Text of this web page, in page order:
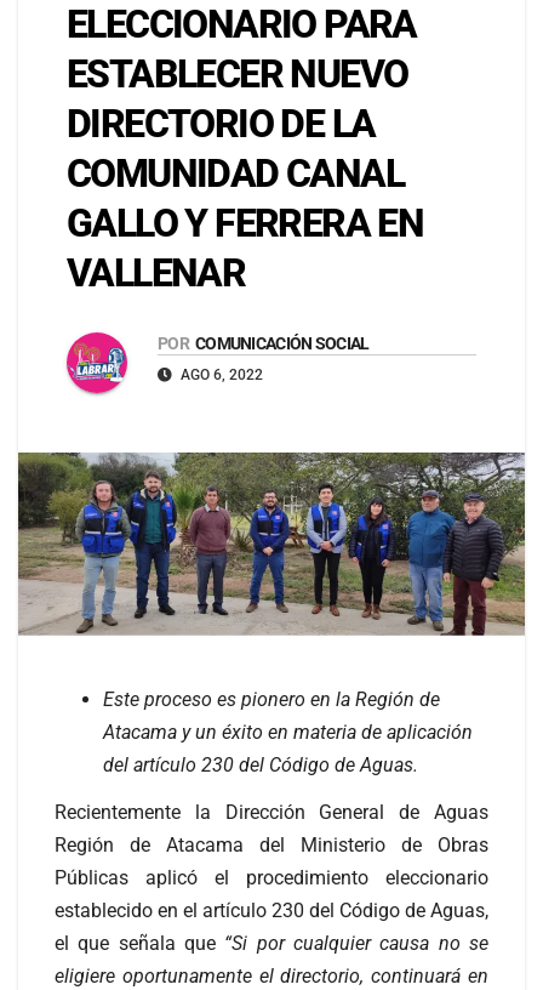
ELECCIONARIO PARA
ESTABLECER NUEVO
DIRECTORIO DE LA
COMUNIDAD CANAL
GALLO Y FERRERA EN
VALLENAR
POR COMUNICACIÓN SOCIAL
AGO 6, 2022
Este proceso es pionero en la Región de
Atacama y un éxito en materia de aplicación
del artículo 230 del Código de Aguas.
Recientemente la Dirección General de Aguas
Región de Atacama del Ministerio de Obras
Públicas aplicó el procedimiento eleccionario
establecido en el artículo 230 del Código de Aguas,
el que señala que “Si por cualquier causa no se
eligiere oportunamente el directorio, continuará en